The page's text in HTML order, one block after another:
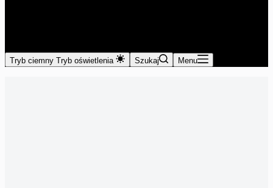
Tryb ciemny Tryb oświetlenia Szukaj Menu